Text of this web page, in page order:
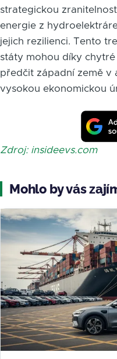
strategickou
energie z
jejich rezilienci. Tento
státy mohou díky
předčit západní země v
vysokou ekonomickou
Zdroj: insideevs.com
Mohlo by vás